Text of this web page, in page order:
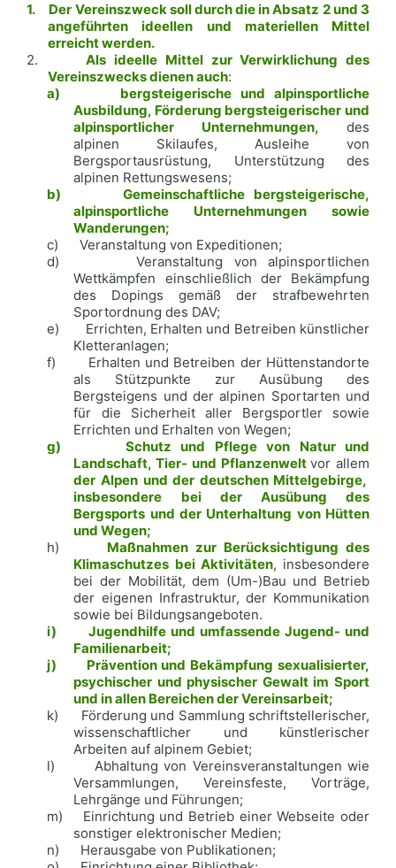
1.
Der Vereinszweck soll durch die in Absatz 2 und 3
angeführten ideellen und materiellen Mittel
erreicht werden.
2.
Als ideelle Mittel zur Verwirklichung des
Vereinszwecks dienen auch:
a)
bergsteigerische und alpinsportliche
Ausbildung, Förderung bergsteigerischer und
alpinsportlicher Unternehmungen, des
alpinen Skilaufes, Ausleihe von
Bergsportausrüstung, Unterstützung des
alpinen Rettungswesens;
b)
Gemeinschaftliche bergsteigerische,
alpinsportliche Unternehmungen sowie
Wanderungen;
c)
Veranstaltung von Expeditionen;
d)
Veranstaltung von alpinsportlichen
Wettkämpfen einschließlich der Bekämpfung
des Dopings gemäß der strafbewehrten
Sportordnung des DAV;
e)
Errichten, Erhalten und Betreiben künstlicher
Kletteranlagen;
f)
Erhalten und Betreiben der Hüttenstandorte
als Stützpunkte zur Ausübung des
Bergsteigens und der alpinen Sportarten und
für die Sicherheit aller Bergsportler
sowie
Errichten und Erhalten von Wegen;
g)
Schutz und Pflege von Natur und
Landschaft, Tier- und Pflanzenweltvor allem
der Alpen und der deutschen Mittelgebirge,
insbesondere bei der Ausübung des
Bergsports und der Unterhaltung von Hütten
und Wegen;
h)
Maßnahmen zur Berücksichtigung des
Klimaschutzes bei Aktivitäten, insbesondere
bei der Mobilität, dem (Um-)Bau und Betrieb
der eigenen Infrastruktur, der Kommunikation
sowie bei Bildungsangeboten.
i)
Jugendhilfe und umfassende Jugend- und
Familienarbeit;
j)
Prävention und Bekämpfung sexualisierter,
psychischer und physischer Gewalt im Sport
und in allen Bereichen der Vereinsarbeit;
k)
Förderung und Sammlung schriftstellerischer,
wissenschaftlicher und künstlerischer
Arbeiten auf alpinem Gebiet;
l)
Abhaltung von Vereinsveranstaltungen wie
Versammlungen, Vereinsfeste, Vorträge,
Lehrgänge und Führungen;
m)
Einrichtung und Betrieb einer Webseite oder
sonstiger elektronischer Medien;
n)
Herausgabe von Publikationen;